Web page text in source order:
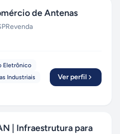
de Antenas
Revenda
Eletrônico
Industriais
Ver perfil
| Infraestrutura para